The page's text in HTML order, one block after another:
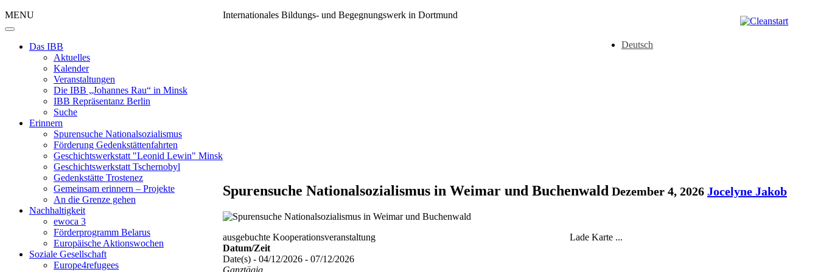
Deutsch
MENU
Das IBB
Aktuelles
Kalender
Veranstaltungen
Die IBB „Johannes Rau“ in Minsk
IBB Repräsentanz Berlin
Suche
Erinnern
Spurensuche Nationalsozialismus
Förderung Gedenkstättenfahrten
Geschichtswerkstatt "Leonid Lewin" Minsk
Geschichtswerkstatt Tschernobyl
Gedenkstätte Trostenez
Gemeinsam erinnern – Projekte
An die Grenze gehen
Nachhaltigkeit
ewoca 3
Förderprogramm Belarus
Europäische Aktionswochen
Soziale Gesellschaft
Europe4refugees
Internationales Bildungs- und Begegnungswerk in Dortmund
Spurensuche Nationalsozialismus in Weimar und Buchenwald Dezember 4, 2026 Jocelyne Jakob
Lade Karte ...
ausgebuchte Kooperationsveranstaltung
Datum/Zeit
Date(s) - 04/12/2026 - 07/12/2026
Ganztägig